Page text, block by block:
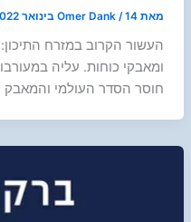
מאת Omer Dank /14 בינואר 2022
העשור הקרוב במזרח התיכון:
ומאבקי כוחות. עליה
חוסר הסדר העולמי והמאבק